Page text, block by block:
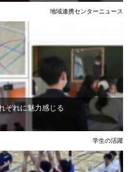
地域連携センターニュース
ぞれに魅力感じる
学生の活躍